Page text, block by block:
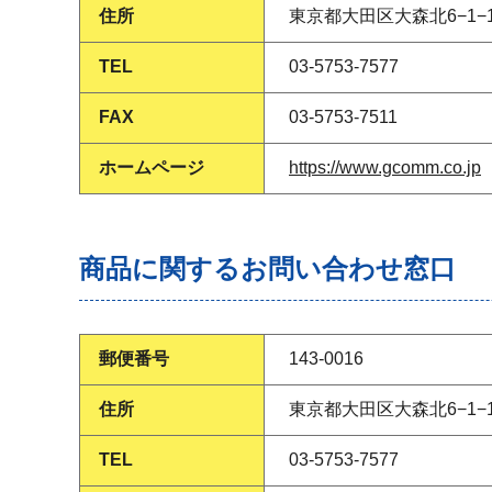
住所 東京都大田区大森北
TEL 03-5753-7577
FAX 03-5753-7511
ホームページ https://www.gcomm.co.jp
商品に関するお問い合わせ窓口
郵便番号 143-0016
住所 東京都大田区大森北
TEL 03-5753-7577